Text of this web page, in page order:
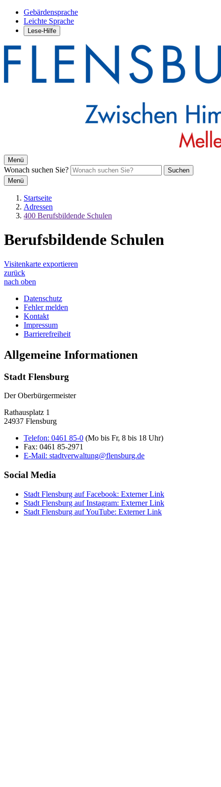
Gebärdensprache
Leichte Sprache
Lese-Hilfe
Menü
Wonach suchen Sie?
Suchen
Menü
Startseite
Adressen
400 Berufsbildende Schulen
Berufsbildende Schulen
Visitenkarte exportieren
zurück
nach oben
Datenschutz
Fehler melden
Kontakt
Impressum
Barrierefreiheit
Allgemeine Informationen
Stadt Flensburg
Der Oberbürgermeister
Rathausplatz 1
24937 Flensburg
Telefon: 0461 85-0 (Mo bis Fr, 8 bis 18 Uhr)
Fax: 0461 85-2971
E-Mail: stadtverwaltung@flensburg.de
Social Media
Stadt Flensburg auf Facebook: Externer Link
Stadt Flensburg auf Instagram: Externer Link
Stadt Flensburg auf YouTube: Externer Link